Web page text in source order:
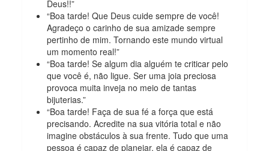
Deus!!”
“Boa tarde! Que Deus cuide sempre de você!
Agradeço o carinho de sua amizade sempre
pertinho de mim. Tornando este mundo virtual
um momento real!”
“Boa tarde! Se algum dia alguém te criticar pelo
que você é, não ligue. Ser uma joia preciosa
provoca muita inveja no meio de tantas
bijuterias.”
“Boa tarde! Faça de sua fé a força que está
precisando. Acredite na sua vitória total e não
imagine obstáculos à sua frente. Tudo que uma
pessoa é capaz de planejar, ela é capaz de